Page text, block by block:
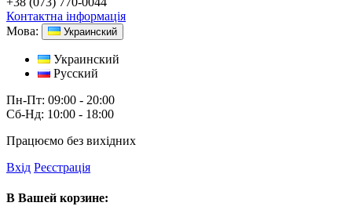
Контактна інформація
Мова:
Украинский
Украинский
Русский
Пн-Пт: 09:00 - 20:00
Сб-Нд: 10:00 - 18:00
Працюємо без вихідних
Вхід Реєстрація
В Вашей корзине: